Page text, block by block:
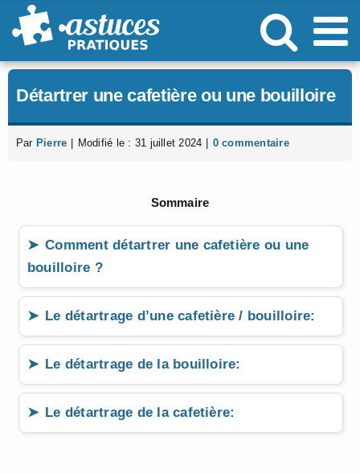
Passer
au
Détartrer une cafetière ou une bouilloire
Par Pierre Modifié le : 31 juillet 2024 0 commentaire
Sommaire
Comment détartrer une cafetière ou une
bouilloire ?
Le détartrage d’une cafetière / bouilloire:
Le détartrage de la bouilloire:
Le détartrage de la cafetière: